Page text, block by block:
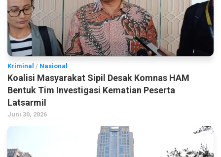
Kriminal / Nasional
Koalisi Masyarakat Sipil Desak Komnas HAM
Bentuk Tim Investigasi Kematian Peserta
Latsarmil
Juni 30, 2026